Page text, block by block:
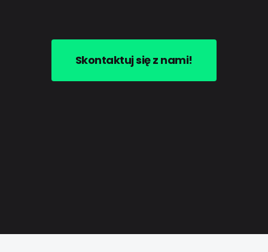
Skontaktuj się z nami!